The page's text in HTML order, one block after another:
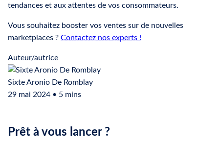
tendances et aux attentes de vos consommateurs.
Vous souhaitez booster vos ventes sur de nouvelles
marketplaces ? Contactez nos experts !
Auteur/autrice
Sixte Aronio De Romblay
29 mai 2024 • 5 mins
Prêt à vous lancer ?